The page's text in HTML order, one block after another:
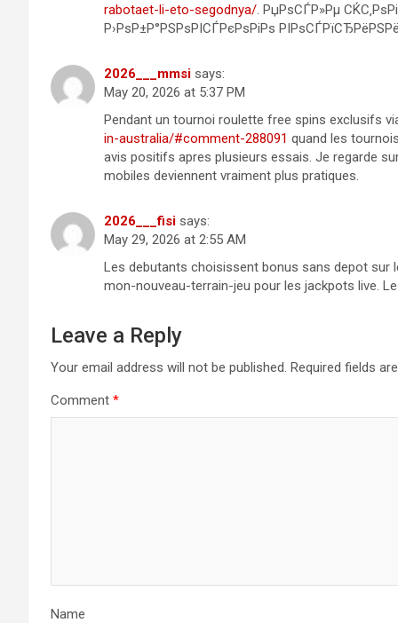
rabotaet-li-eto-segodnya/. РџРѕСЃР»Рµ
Р›РѕР±Р°РЅРѕРІСЃРєРѕРіРѕ
2026___mmsi says:
May 20, 2026 at 5:37 PM
Pendant un tournoi roulette free spins exclusifs
in-australia/#comment-288091 quand les
avis positifs apres plusieurs essais. Je regarde
mobiles deviennent vraiment plus pratiques.
2026___fisi says:
May 29, 2026 at 2:55 AM
Les debutants choisissent bonus sans depot
mon-nouveau-terrain-jeu pour les jackpots live.
Leave a Reply
Your email address will not be published. Required fields
Comment *
Name